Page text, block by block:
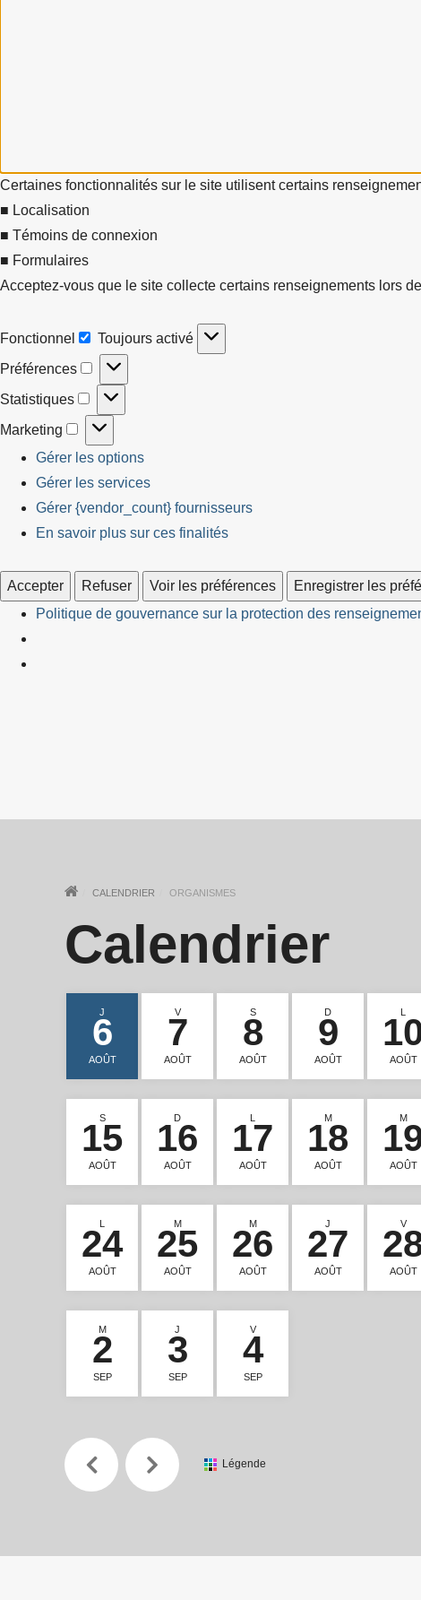
Certaines fonctionnalités sur le site utilisent certains
■ Localisation
■ Témoins de connexion
■ Formulaires
Acceptez-vous que le site collecte certains renseignements lors
Fonctionnel
Fonctionnel
Toujours activé
Préférences
Préférences
Statistiques
Statistiques
Marketing
Marketing
Gérer les options
Gérer les services
Gérer {vendor_count} fournisseurs
En savoir plus sur ces finalités
Accepter Refuser Voir les préférences Enregistrer les
Politique de gouvernance sur la protection des
CALENDRIER ORGANISMES
Calendrier
J
6
AOÛT
V
7
AOÛT
S
8
AOÛT
D
9
AOÛT
L
AOÛT
S
15
AOÛT
D
16
AOÛT
L
17
AOÛT
M
18
AOÛT
M
AOÛT
L
24
AOÛT
M
25
AOÛT
M
26
AOÛT
J
27
AOÛT
V
AOÛT
M
2
SEP
J
3
SEP
V
4
SEP
Légende